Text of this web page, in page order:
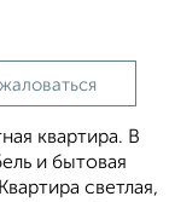
квартира. В
и бытовая
светлая,